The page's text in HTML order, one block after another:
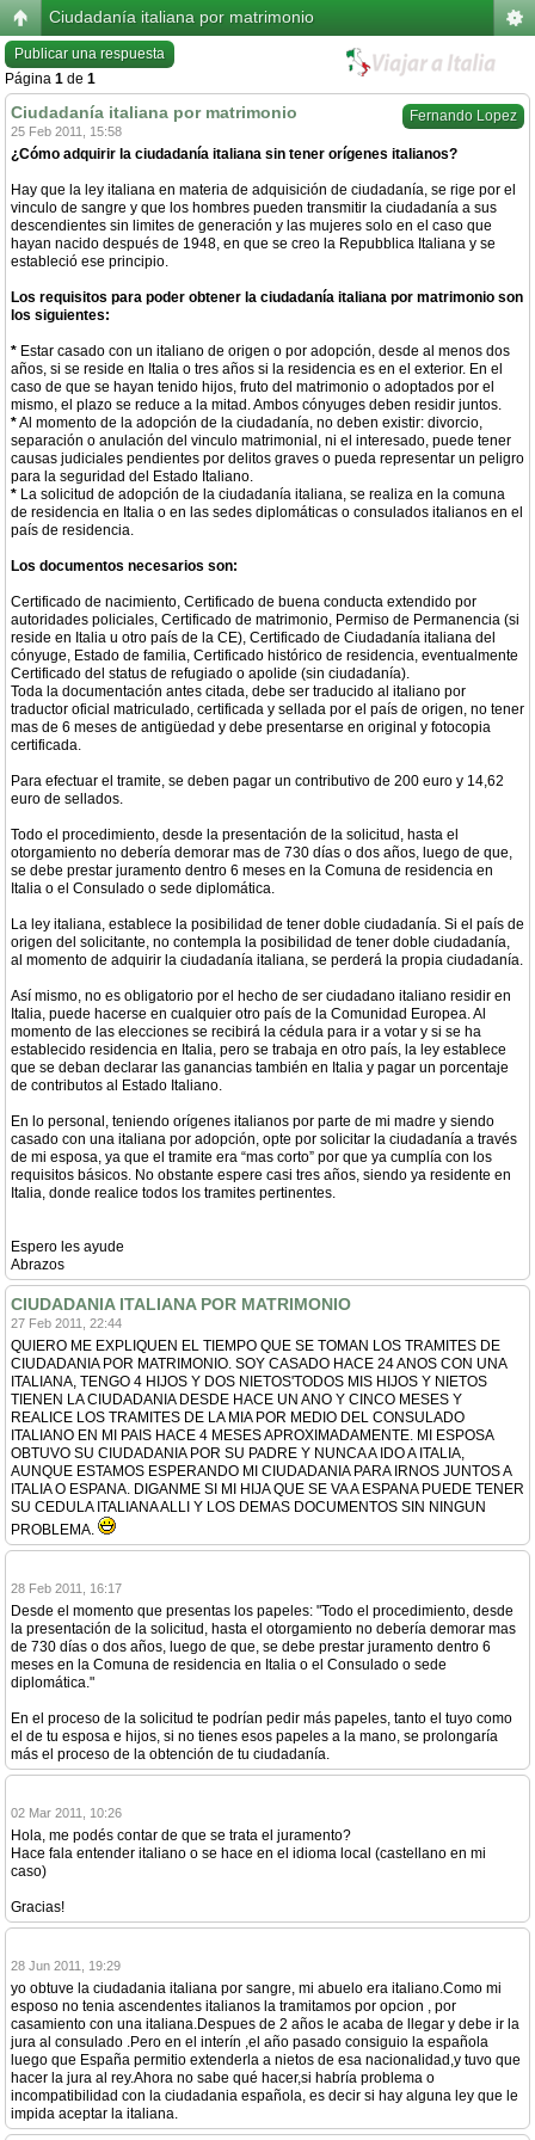
Ciudadanía italiana por matrimonio
Publicar una respuesta
Página 1 de 1
Fernando Lopez
Ciudadanía italiana por matrimonio
25 Feb 2011, 15:58
¿Cómo adquirir la ciudadanía italiana sin tener orígenes italianos?
Hay que la ley italiana en materia de adquisición de ciudadanía, se rige por el
vinculo de sangre y que los hombres pueden transmitir la ciudadanía a sus
descendientes sin limites de generación y las mujeres solo en el caso que
hayan nacido después de 1948, en que se creo la Repubblica Italiana y se
estableció ese principio.
Los requisitos para poder obtener la ciudadanía italiana por matrimonio son
los siguientes:
* Estar casado con un italiano de origen o por adopción, desde al menos dos
años, si se reside en Italia o tres años si la residencia es en el exterior. En el
caso de que se hayan tenido hijos, fruto del matrimonio o adoptados por el
mismo, el plazo se reduce a la mitad. Ambos cónyuges deben residir juntos.
*Al momento de la adopción de la ciudadanía, no deben existir: divorcio,
separación o anulación del vinculo matrimonial, ni el interesado, puede tener
causas judiciales pendientes por delitos graves o pueda representar un peligro
para la seguridad del Estado Italiano.
* La solicitud de adopción de la ciudadanía italiana, se realiza en la comuna
de residencia en Italia o en las sedes diplomáticas o consulados italianos en el
país de residencia.
Los documentos necesarios son:
Certificado de nacimiento, Certificado de buena conducta extendido por
autoridades policiales, Certificado de matrimonio, Permiso de Permanencia (si
reside en Italia u otro país de la CE), Certificado de Ciudadanía italiana del
cónyuge, Estado de familia, Certificado histórico de residencia, eventualmente
Certificado del status de refugiado o apolide (sin ciudadanía).
Toda la documentación antes citada, debe ser traducido al italiano por
traductor oficial matriculado, certificada y sellada por el país de origen, no tener
mas de 6 meses de antigüedad y debe presentarse en original y fotocopia
certificada.
Para efectuar el tramite, se deben pagar un contributivo de 200 euro y 14,62
euro de sellados.
Todo el procedimiento, desde la presentación de la solicitud, hasta el
otorgamiento no debería demorar mas de 730 días o dos años, luego de que,
se debe prestar juramento dentro 6 meses en la Comuna de residencia en
Italia o el Consulado o sede diplomática.
La ley italiana, establece la posibilidad de tener doble ciudadanía. Si el país de
origen del solicitante, no contempla la posibilidad de tener doble ciudadanía,
al momento de adquirir la ciudadanía italiana, se perderá la propia ciudadanía.
Así mismo, no es obligatorio por el hecho de ser ciudadano italiano residir en
Italia, puede hacerse en cualquier otro país de la Comunidad Europea. Al
momento de las elecciones se recibirá la cédula para ir a votar y si se ha
establecido residencia en Italia, pero se trabaja en otro país, la ley establece
que se deban declarar las ganancias también en Italia y pagar un porcentaje
de contributos al Estado Italiano.
En lo personal, teniendo orígenes italianos por parte de mi madre y siendo
casado con una italiana por adopción, opte por solicitar la ciudadanía a través
de mi esposa, ya que el tramite era “mas corto” por que ya cumplía con los
requisitos básicos. No obstante espere casi tres años, siendo ya residente en
Italia, donde realice todos los tramites pertinentes.
Espero les ayude
Abrazos
CIUDADANIA ITALIANA POR MATRIMONIO
27 Feb 2011, 22:44
QUIERO ME EXPLIQUEN EL TIEMPO QUE SE TOMAN LOS TRAMITES DE
CIUDADANIA POR MATRIMONIO. SOY CASADO HACE 24 ANOS CON UNA
ITALIANA, TENGO 4 HIJOS Y DOS NIETOS'TODOS MIS HIJOS Y NIETOS
TIENEN LA CIUDADANIA DESDE HACE UN ANO Y CINCO MESES Y
REALICE LOS TRAMITES DE LA MIA POR MEDIO DEL CONSULADO
ITALIANO EN MI PAIS HACE 4 MESES APROXIMADAMENTE. MI ESPOSA
OBTUVO SU CIUDADANIA POR SU PADRE Y NUNCA A IDO A ITALIA,
AUNQUE ESTAMOS ESPERANDO MI CIUDADANIA PARA IRNOS JUNTOS A
ITALIA O ESPANA. DIGANME SI MI HIJA QUE SE VA A ESPANA PUEDE TENER
SU CEDULA ITALIANA ALLI Y LOS DEMAS DOCUMENTOS SIN NINGUN
PROBLEMA.
28 Feb 2011, 16:17
Desde el momento que presentas los papeles: "Todo el procedimiento, desde
la presentación de la solicitud, hasta el otorgamiento no debería demorar mas
de 730 días o dos años, luego de que, se debe prestar juramento dentro 6
meses en la Comuna de residencia en Italia o el Consulado o sede
diplomática."
En el proceso de la solicitud te podrían pedir más papeles, tanto el tuyo como
el de tu esposa e hijos, si no tienes esos papeles a la mano, se prolongaría
más el proceso de la obtención de tu ciudadanía.
02 Mar 2011, 10:26
Hola, me podés contar de que se trata el juramento?
Hace fala entender italiano o se hace en el idioma local (castellano en mi
caso)
Gracias!
28 Jun 2011, 19:29
yo obtuve la ciudadania italiana por sangre, mi abuelo era italiano.Como mi
esposo no tenia ascendentes italianos la tramitamos por opcion , por
casamiento con una italiana.Despues de 2 años le acaba de llegar y debe ir la
jura al consulado .Pero en el interín ,el año pasado consiguio la española
luego que España permitio extenderla a nietos de esa nacionalidad,y tuvo que
hacer la jura al rey.Ahora no sabe qué hacer,si habría problema o
incompatibilidad con la ciudadania española, es decir si hay alguna ley que le
impida aceptar la italiana.